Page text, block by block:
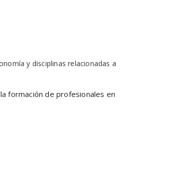
y disciplinas relacionadas a
formación de profesionales en